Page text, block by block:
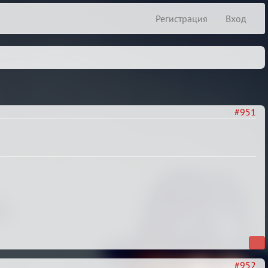
Регистрация Вход
#951
#952